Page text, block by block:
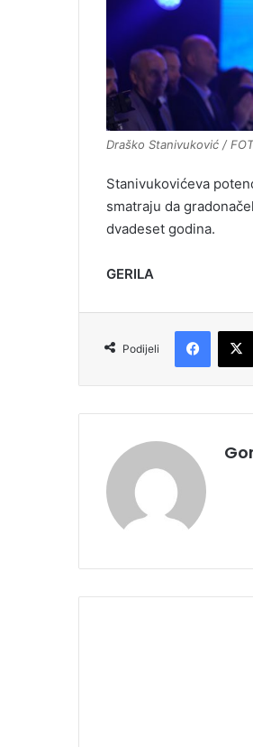
Draško Stanivuković /
Stanivukovićeva
smatraju da
dvadeset godina.
GERILA
Podijeli